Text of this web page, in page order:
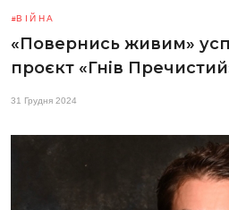
ВІЙНА
«Повернись живим»
проєкт «Гнів
31 Грудня 2024